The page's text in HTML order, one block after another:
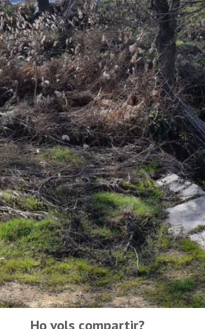
Ho vols compartir?